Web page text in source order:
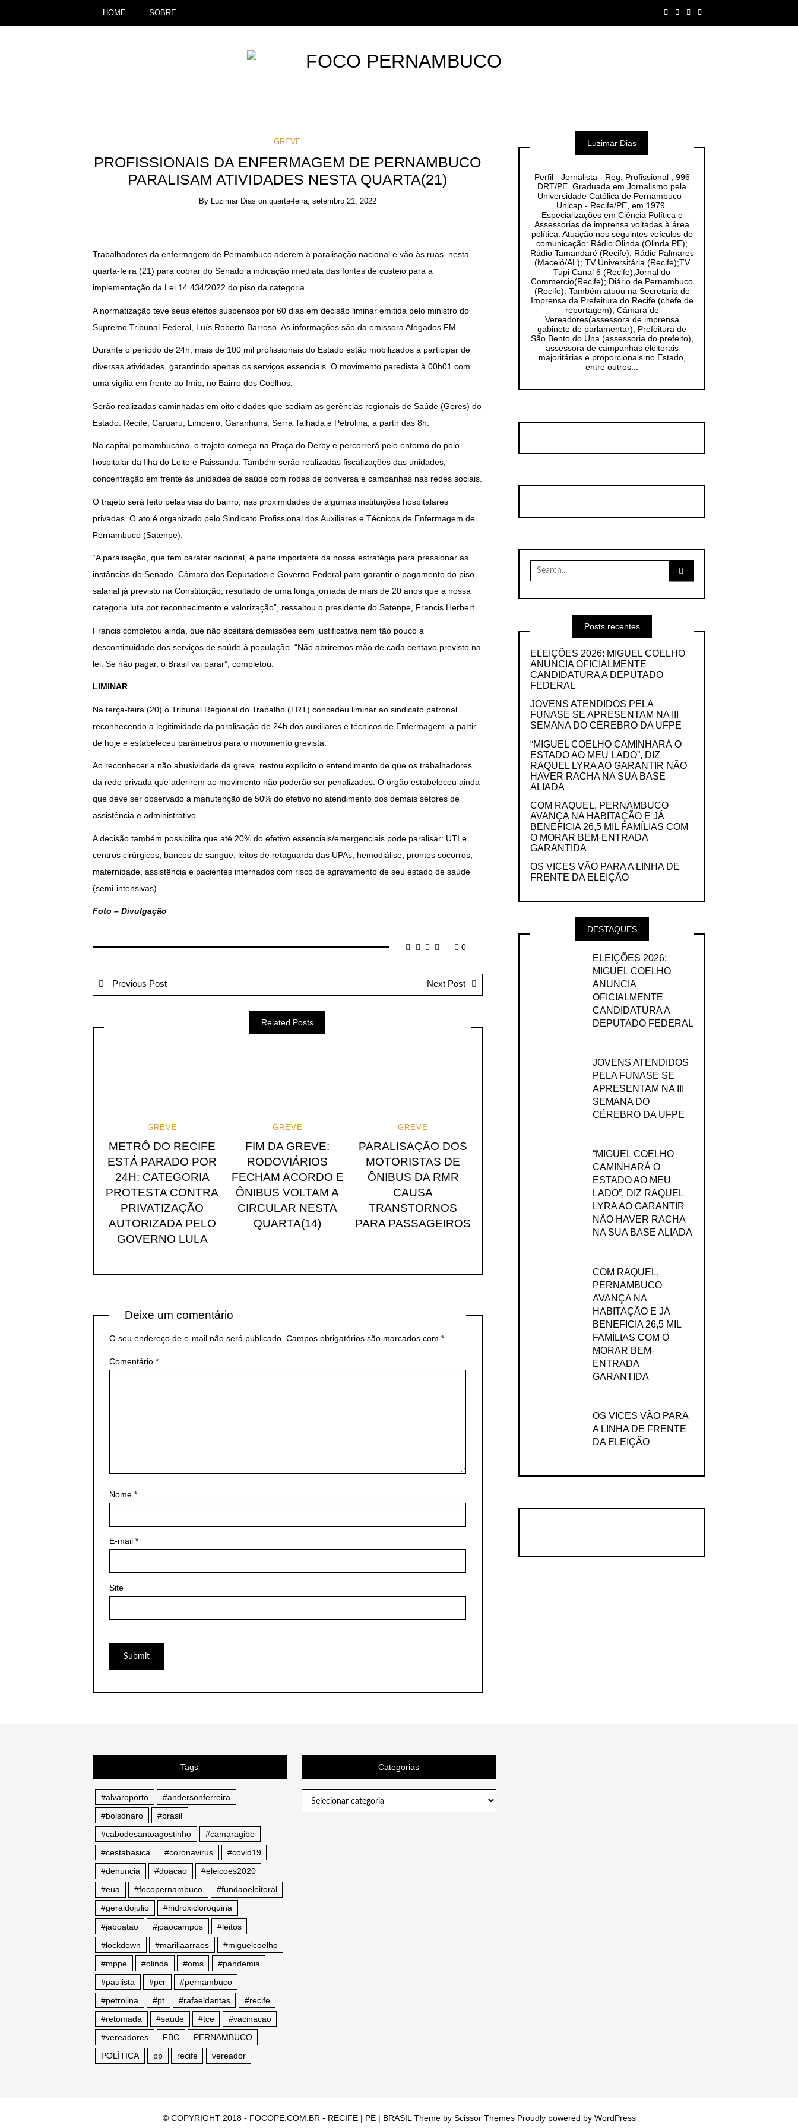
HOME SOBRE
GREVE
PROFISSIONAIS DA ENFERMAGEM DE PERNAMBUCO
PARALISAM ATIVIDADES NESTA QUARTA(21)
By Luzimar Dias on quarta-feira, setembro 21, 2022
Trabalhadores da enfermagem de Pernambuco aderem à paralisação nacional e vão às ruas, nesta
quarta-feira (21) para cobrar do Senado a indicação imediata das fontes de custeio para a
implementação da Lei 14.434/2022 do piso da categoria.
A normatização teve seus efeitos suspensos por 60 dias em decisão liminar emitida pelo ministro do
Supremo Tribunal Federal, Luís Roberto Barroso. As informações são da emissora Afogados FM.
Durante o período de 24h, mais de 100 mil profissionais do Estado estão mobilizados a participar de
diversas atividades, garantindo apenas os serviços essenciais. O movimento paredista à 00h01 com
uma vigília em frente ao Imip, no Bairro dos Coelhos.
Serão realizadas caminhadas em oito cidades que sediam as gerências regionais de Saúde (Geres) do
Estado: Recife, Caruaru, Limoeiro, Garanhuns, Serra Talhada e Petrolina, a partir das 8h.
Na capital pernambucana, o trajeto começa na Praça do Derby e percorrerá pelo entorno do polo
hospitalar da Ilha do Leite e Paissandu. Também serão realizadas fiscalizações das unidades,
concentração em frente às unidades de saúde com rodas de conversa e campanhas nas redes sociais.
O trajeto será feito pelas vias do bairro, nas proximidades de algumas instituições hospitalares
privadas. O ato é organizado pelo Sindicato Profissional dos Auxiliares e Técnicos de Enfermagem de
Pernambuco (Satenpe).
“A paralisação, que tem caráter nacional, é parte importante da nossa estratégia para pressionar as
instâncias do Senado, Câmara dos Deputados e Governo Federal para garantir o pagamento do piso
salarial já previsto na Constituição, resultado de uma longa jornada de mais de 20 anos que a nossa
categoria luta por reconhecimento e valorização”, ressaltou o presidente do Satenpe, Francis Herbert.
Francis completou ainda, que não aceitará demissões sem justificativa nem tão pouco a
descontinuidade dos serviços de saúde à população. “Não abriremos mão de cada centavo previsto na
lei. Se não pagar, o Brasil vai parar”, completou.
LIMINAR
Na terça-feira (20) o Tribunal Regional do Trabalho (TRT) concedeu liminar ao sindicato patronal
reconhecendo a legitimidade da paralisação de 24h dos auxiliares e técnicos de Enfermagem, a partir
de hoje e estabeleceu parâmetros para o movimento grevista.
Ao reconhecer a não abusividade da greve, restou explícito o entendimento de que os trabalhadores
da rede privada que aderirem ao movimento não poderão ser penalizados. O órgão estabeleceu ainda
que deve ser observado a manutenção de 50% do efetivo no atendimento dos demais setores de
assistência e administrativo
A decisão também possibilita que até 20% do efetivo essenciais/emergenciais pode paralisar: UTI e
centros cirúrgicos, bancos de sangue, leitos de retaguarda das UPAs, hemodiálise, prontos socorros,
maternidade, assistência e pacientes internados com risco de agravamento de seu estado de saúde
(semi-intensivas).
Foto – Divulgação
0
Previous Post Next Post
Related Posts
GREVE
METRÔ DO RECIFE
ESTÁ PARADO POR
24H: CATEGORIA
PROTESTA CONTRA
PRIVATIZAÇÃO
AUTORIZADA PELO
GOVERNO LULA
GREVE
FIM DA GREVE:
RODOVIÁRIOS
FECHAM ACORDO E
ÔNIBUS VOLTAM A
CIRCULAR NESTA
QUARTA(14)
GREVE
PARALISAÇÃO DOS
MOTORISTAS DE
ÔNIBUS DA RMR
CAUSA
TRANSTORNOS
PARA PASSAGEIROS
Deixe um comentário
O seu endereço de e-mail não será publicado. Campos obrigatórios são marcados com *
Comentário *
Nome *
E-mail *
Site
Luzimar Dias
Perfil - Jornalista - Reg. Profissional , 996
DRT/PE. Graduada em Jornalismo pela
Universidade Católica de Pernambuco -
Unicap - Recife/PE, em 1979.
Especializações em Ciência Política e
Assessorias de imprensa voltadas à área
política. Atuação nos seguintes veículos de
comunicação: Rádio Olinda (Olinda PE);
Rádio Tamandaré (Recife); Rádio Palmares
(Maceió/AL); TV Universitária (Recife);TV
Tupi Canal 6 (Recife);Jornal do
Commercio(Recife); Diário de Pernambuco
(Recife). Também atuou na Secretaria de
Imprensa da Prefeitura do Recife (chefe de
reportagem); Câmara de
Vereadores(assessora de imprensa
gabinete de parlamentar); Prefeitura de
São Bento do Una (assessoria do prefeito),
assessora de campanhas eleitorais
majoritárias e proporcionais no Estado,
entre outros...
Search
for:
Posts recentes
ELEIÇÕES 2026: MIGUEL COELHO
ANUNCIA OFICIALMENTE
CANDIDATURA A DEPUTADO
FEDERAL
JOVENS ATENDIDOS PELA
FUNASE SE APRESENTAM NA III
SEMANA DO CÉREBRO DA UFPE
“MIGUEL COELHO CAMINHARÁ O
ESTADO AO MEU LADO”, DIZ
RAQUEL LYRA AO GARANTIR NÃO
HAVER RACHA NA SUA BASE
ALIADA
COM RAQUEL, PERNAMBUCO
AVANÇA NA HABITAÇÃO E JÁ
BENEFICIA 26,5 MIL FAMÍLIAS COM
O MORAR BEM-ENTRADA
GARANTIDA
OS VICES VÃO PARA A LINHA DE
FRENTE DA ELEIÇÃO
DESTAQUES
ELEIÇÕES 2026:
MIGUEL COELHO
ANUNCIA
OFICIALMENTE
CANDIDATURA A
DEPUTADO FEDERAL
JOVENS ATENDIDOS
PELA FUNASE SE
APRESENTAM NA III
SEMANA DO
CÉREBRO DA UFPE
“MIGUEL COELHO
CAMINHARÁ O
ESTADO AO MEU
LADO”, DIZ RAQUEL
LYRA AO GARANTIR
NÃO HAVER RACHA
NA SUA BASE ALIADA
COM RAQUEL,
PERNAMBUCO
AVANÇA NA
HABITAÇÃO E JÁ
BENEFICIA 26,5 MIL
FAMÍLIAS COM O
MORAR BEM-
ENTRADA
GARANTIDA
OS VICES VÃO PARA
A LINHA DE FRENTE
DA ELEIÇÃO
Tags
#alvaroporto
#andersonferreira
#bolsonaro
#brasil
#cabodesantoagostinho
#camaragibe
#cestabasica
#coronavirus
#covid19
#denuncia
#doacao
#eleicoes2020
#eua
#focopernambuco
#fundaoeleitoral
#geraldojulio
#hidroxicloroquina
#jaboatao
#joaocampos
#leitos
#lockdown
#mariliaarraes
#miguelcoelho
#mppe
#olinda #oms
#pandemia
#paulista
#pcr
#pernambuco
#petrolina
#pt #rafaeldantas
#recife
#retomada
#saude #tce
#vacinacao
#vereadores
FBC
PERNAMBUCO
POLÍTICA
pp recife vereador
Categorias
© COPYRIGHT 2018 - FOCOPE.COM.BR - RECIFE | PE | BRASIL Theme by Scissor ThemesProudly powered by WordPress